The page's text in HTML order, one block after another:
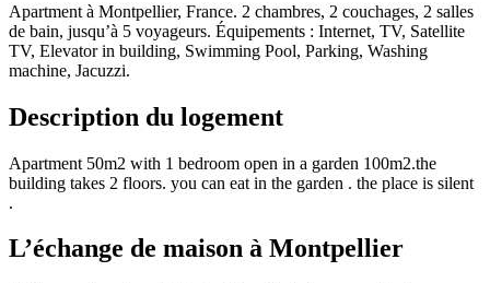
Apartment à Montpellier, France. 2 chambres, 2 couchages, 2 salles
de bain, jusqu’à 5 voyageurs. Équipements : Internet, TV, Satellite
TV, Elevator in building, Swimming Pool, Parking, Washing
machine, Jacuzzi.
Description du logement
Apartment 50m2 with 1 bedroom open in a garden 100m2.the
building takes 2 floors. you can eat in the garden . the place is silent
.
L’échange de maison à Montpellier